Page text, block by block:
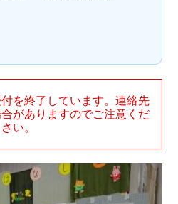
を終了しています。連絡先
がありますのでご注意くだ
さい。